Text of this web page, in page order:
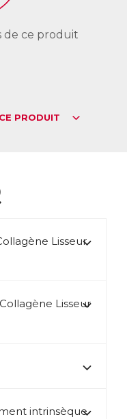
de ce produit
PRODUIT
Lisseur
Lisseur
intrinsèque